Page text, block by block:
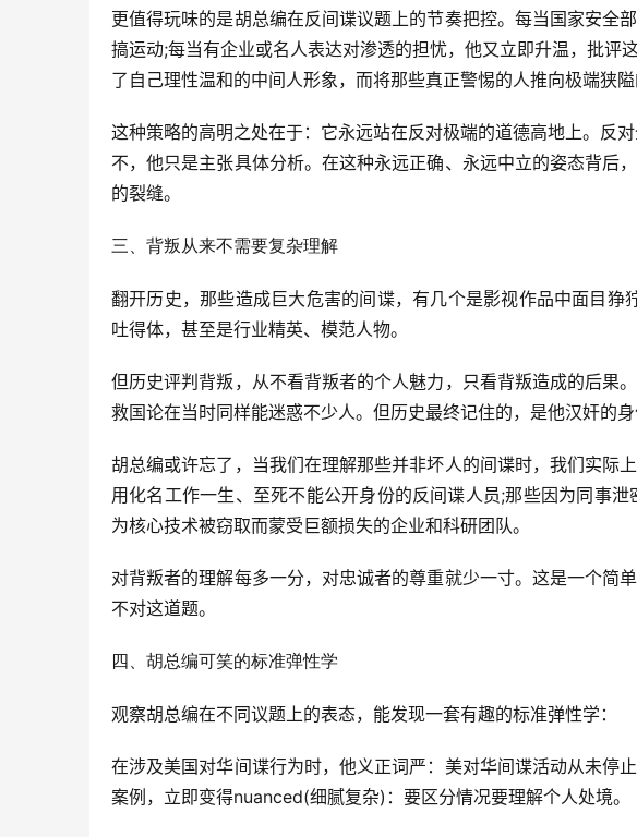
更值得玩味的是胡总编在反间谍议题上的节奏把控。每当国家安全
搞运动;每当有企业或名人表达对渗透的担忧，他又立即升温，批评
了自己理性温和的中间人形象，而将那些真正警惕的人推向极端狭隘
这种策略的高明之处在于：它永远站在反对极端的道德高地上。反
不，他只是主张具体分析。在这种永远正确、永远中立的姿态背后
的裂缝。
三、背叛从来不需要复杂理解
翻开历史，那些造成巨大危害的间谍，有几个是影视作品中面目狰
吐得体，甚至是行业精英、模范人物。
但历史评判背叛，从不看背叛者的个人魅力，只看背叛造成的后果
救国论在当时同样能迷惑不少人。但历史最终记住的，是他汉奸的身
胡总编或许忘了，当我们在理解那些并非坏人的间谍时，我们实
用化名工作一生、至死不能公开身份的反间谍人员;那些因为同事
为核心技术被窃取而蒙受巨额损失的企业和科研团队。
对背叛者的理解每多一分，对忠诚者的尊重就少一寸。这是一个简
不对这道题。
四、胡总编可笑的标准弹性学
观察胡总编在不同议题上的表态，能发现一套有趣的标准弹性学：
在涉及美国对华间谍行为时，他义正词严：美对华间谍活动从未停
案例，立即变得nuanced(细腻复杂)：要区分情况要理解个人处境。